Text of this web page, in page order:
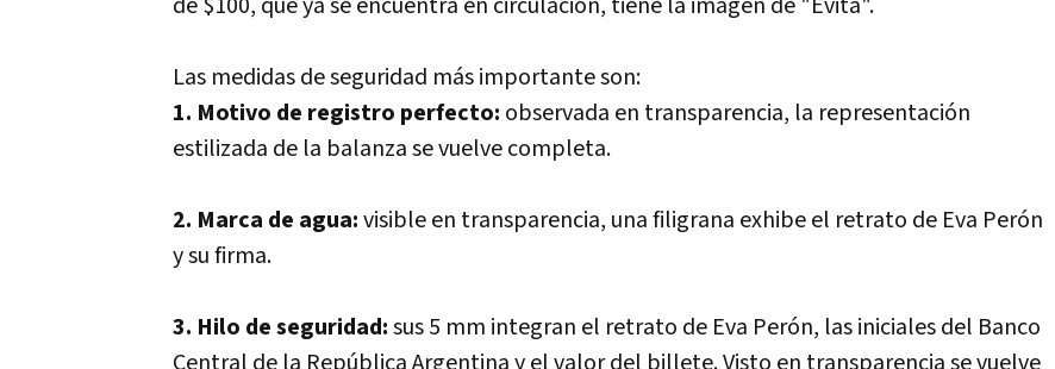
Las medidas de seguridad más importante son:
1. Motivo de registro perfecto: observada en transparencia, la representación
estilizada de la balanza se vuelve completa.
2. Marca de agua:visible en transparencia, una filigrana exhibe el retrato de Eva Perón
y su firma.
3. Hilo de seguridad:sus 5 mm integran el retrato de Eva Perón, las iniciales del Banco